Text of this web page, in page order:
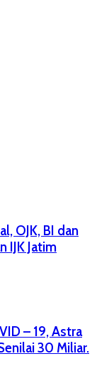
OJK, BI dan
IJK Jatim
– 19, Astra
30 Miliar.